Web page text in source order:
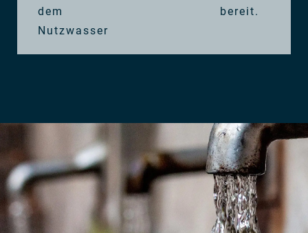
dem
Nutzwasser.
bereit.